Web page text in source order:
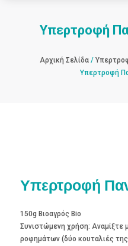
Υπερτροφή
Αρχική Σελίδα/
Υπερτροφή
Υπερτροφή
150g Βιοαγρός Bio
Συνιστώμενη χρήση: Αναμίξτε
ροφημάτων (δύο κουταλιές